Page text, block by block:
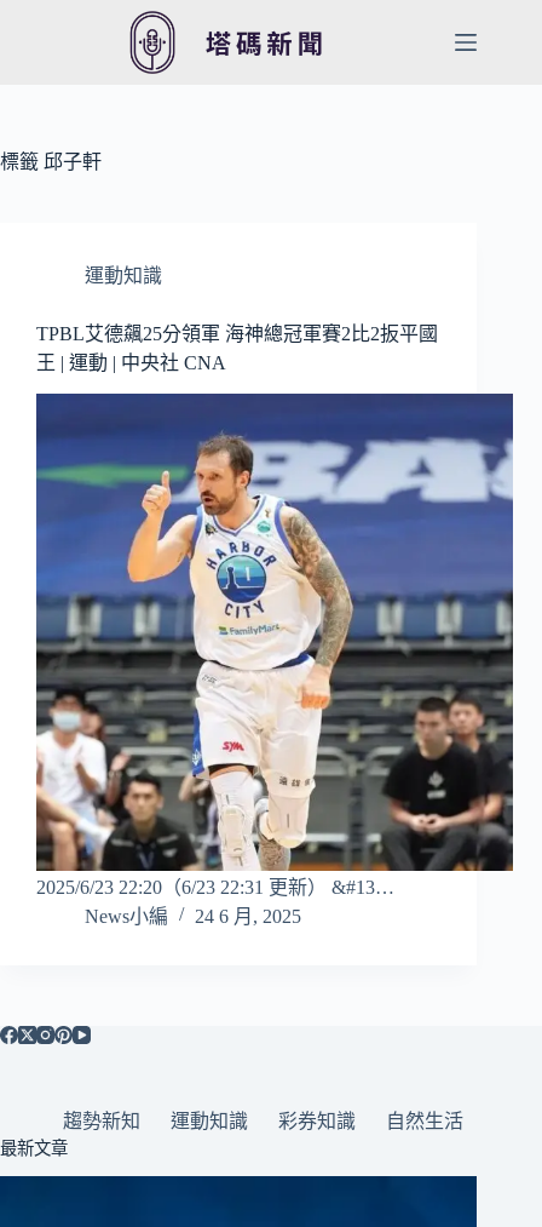
容
標籤 邱子軒
運動知識
TPBL艾德飆25分領軍 海神總冠軍賽2比2扳平國
王 | 運動 | 中央社 CNA
2025/6/23 22:20（6/23 22:31 更新） &#13…
News小編
24 6 月, 2025
趨勢新知 運動知識 彩券知識 自然生活
最新文章